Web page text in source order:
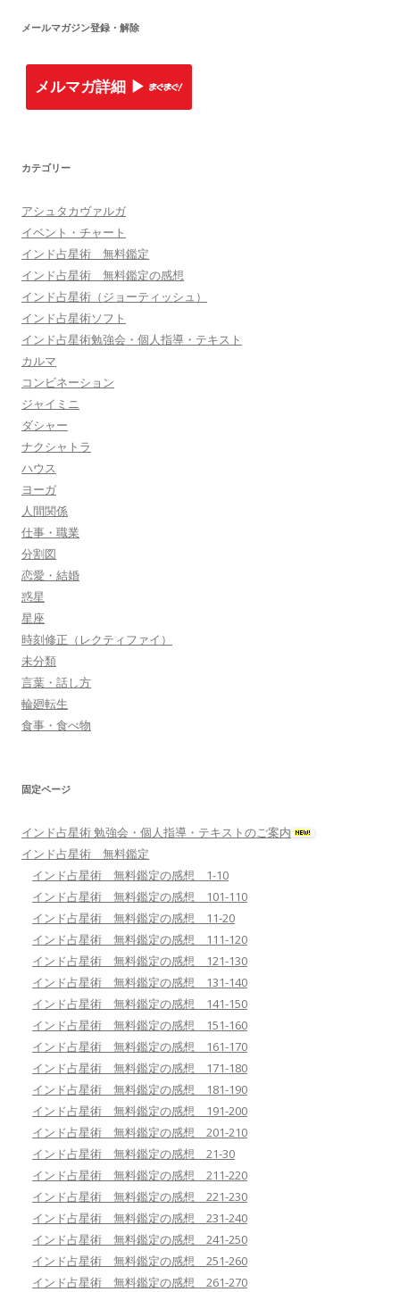
メールマガジン登録・解除
メルマガ詳細 ▶︎
カテゴリー
アシュタカヴァルガ
イベント・チャート
インド占星術 無料鑑定
インド占星術 無料鑑定の感想
インド占星術（ジョーティッシュ）
インド占星術ソフト
インド占星術勉強会・個人指導・テキスト
カルマ
コンビネーション
ジャイミニ
ダシャー
ナクシャトラ
ハウス
ヨーガ
人間関係
仕事・職業
分割図
恋愛・結婚
惑星
星座
時刻修正（レクティファイ）
未分類
言葉・話し方
輪廻転生
食事・食べ物
固定ページ
インド占星術 勉強会・個人指導・テキストのご案内
インド占星術 無料鑑定
インド占星術 無料鑑定の感想 1-10
インド占星術 無料鑑定の感想 101-110
インド占星術 無料鑑定の感想 11-20
インド占星術 無料鑑定の感想 111-120
インド占星術 無料鑑定の感想 121-130
インド占星術 無料鑑定の感想 131-140
インド占星術 無料鑑定の感想 141-150
インド占星術 無料鑑定の感想 151-160
インド占星術 無料鑑定の感想 161-170
インド占星術 無料鑑定の感想 171-180
インド占星術 無料鑑定の感想 181-190
インド占星術 無料鑑定の感想 191-200
インド占星術 無料鑑定の感想 201-210
インド占星術 無料鑑定の感想 21-30
インド占星術 無料鑑定の感想 211-220
インド占星術 無料鑑定の感想 221-230
インド占星術 無料鑑定の感想 231-240
インド占星術 無料鑑定の感想 241-250
インド占星術 無料鑑定の感想 251-260
インド占星術 無料鑑定の感想 261-270